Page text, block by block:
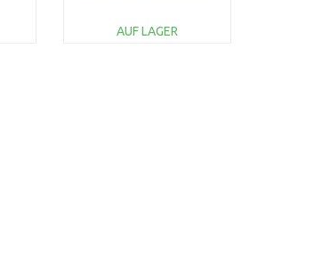
AUF LAGER